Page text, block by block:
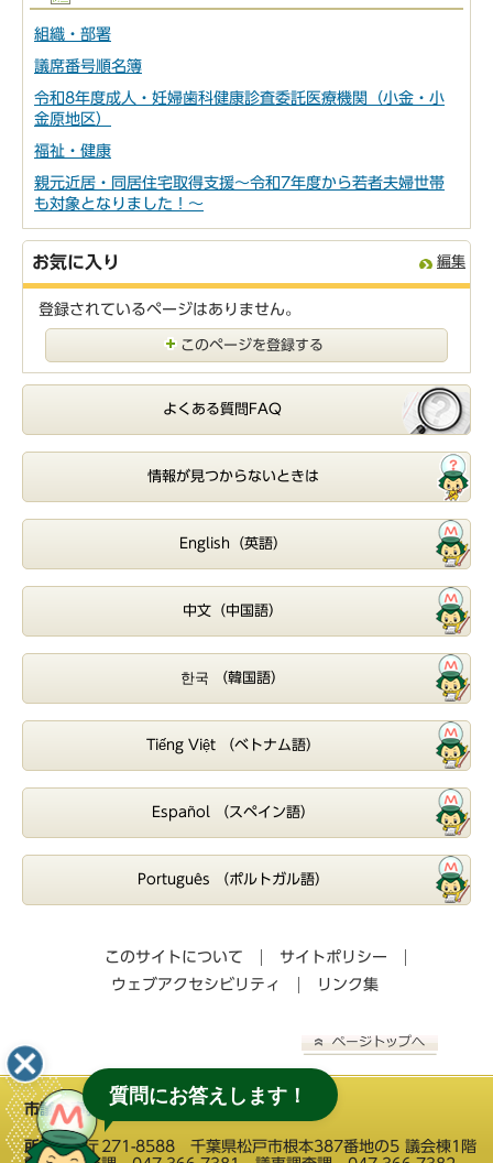
組織・部署
議席番号順名簿
令和8年度成人・妊婦歯科健康診査委託医療機関（小金・小
金原地区）
福祉・健康
親元近居・同居住宅取得支援～令和7年度から若者夫婦世帯
も対象となりました！～
お気に入り 編集
登録されているページはありません。
このページを登録する
よくある質問FAQ
情報が見つからないときは
English（英語）
中文（中国語）
한국 （韓国語）
Tiếng Việt （ベトナム語）
Español （スペイン語）
Português （ポルトガル語）
このサイトについて
サイトポリシー
ウェブアクセシビリティ
リンク集
市議会事務局
所在地：〒271-8588 千葉県松戸市根本387番地の5 議会棟1階
質問にお答えします！